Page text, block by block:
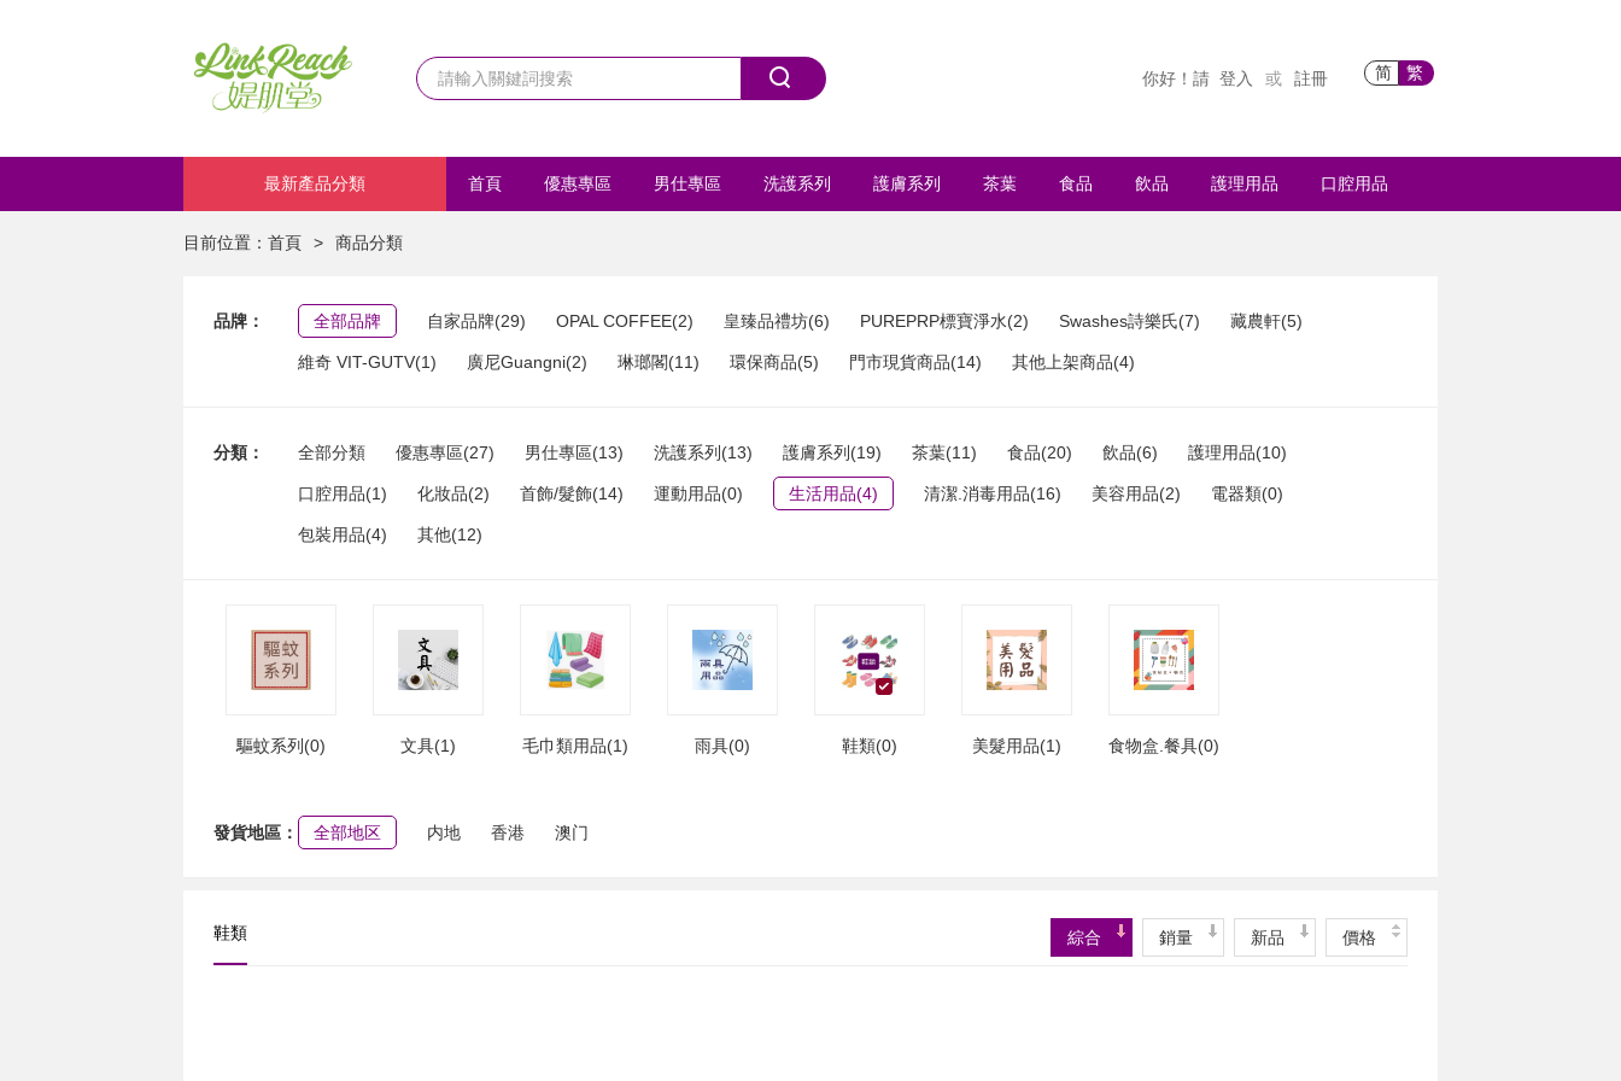
简 繁
你好！請 登入 或 註冊
最新產品分類 首頁 優惠專區 男仕專區 洗護系列 護膚系列 茶葉 食品 飲品 護理用品 口腔用品
目前位置： 首頁 > 商品分類
品牌： 全部品牌 自家品牌(29) OPAL COFFEE(2) 皇臻品禮坊(6) PUREPRP標寶淨水(2) Swashes詩樂氏(7) 藏農軒(5)
維奇 VIT-GUTV(1) 廣尼Guangni(2) 琳瑯閣(11) 環保商品(5) 門市現貨商品(14) 其他上架商品(4)
分類： 全部分類 優惠專區(27) 男仕專區(13) 洗護系列(13) 護膚系列(19) 茶葉(11) 食品(20) 飲品(6) 護理用品(10)
口腔用品(1) 化妝品(2) 首飾/髮飾(14) 運動用品(0) 生活用品(4) 清潔.消毒用品(16) 美容用品(2) 電器類(0)
包裝用品(4) 其他(12)
驅蚊系列(0) 文具(1) 毛巾類用品(1) 雨具(0) 鞋類(0) 美髮用品(1) 食物盒.餐具(0)
發貨地區： 全部地区 内地 香港 澳门
鞋類 價格
新品
銷量
綜合